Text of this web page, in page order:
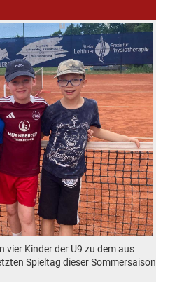
vier Kinder der U9 zu dem aus
Spieltag dieser Sommersaison